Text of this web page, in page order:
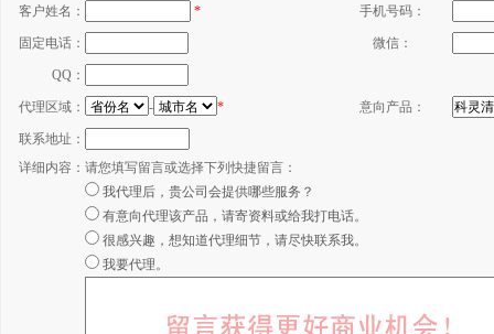
客户姓名： * 手机号码：
固定电话： 微信：
QQ：
代理区域： - * 意向产品：
联系地址：
详细内容： 请您填写留言或选择下列快捷留言：
我代理后，贵公司会提供哪些服务？
有意向代理该产品，请寄资料或给我打电话。
很感兴趣，想知道代理细节，请尽快联系我。
我要代理。